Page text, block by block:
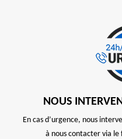
NOUS
En cas d’urgence, nous
à nous contacter via le